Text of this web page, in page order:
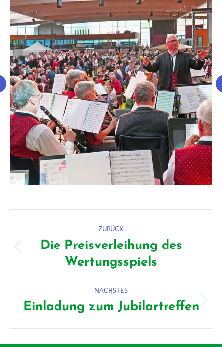
Kommentarnavigation
ZURÜCK
Vorheriger
Beitrag:
Die Preisverleihung des
Wertungsspiels
NÄCHSTES
Nächster
Einladung zum Jubilartreffen